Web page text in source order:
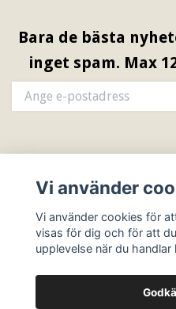
Bara de bästa
inget spam. Max
Sociala medier
Vi använder
Vi använder cookies för
visas för dig och för att
upplevelse när du handlar